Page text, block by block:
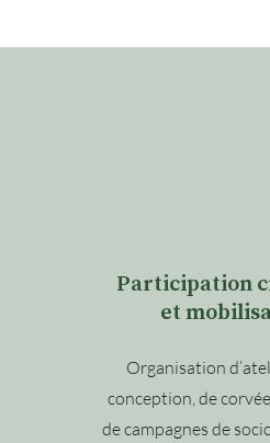
Participation
et
Organisation
conception, de
de campagnes de